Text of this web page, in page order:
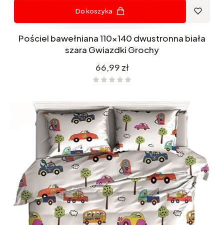
Do koszyka
Pościel bawełniana 110x140 dwustronna biała
szara Gwiazdki Grochy
Cena
66,99 zł